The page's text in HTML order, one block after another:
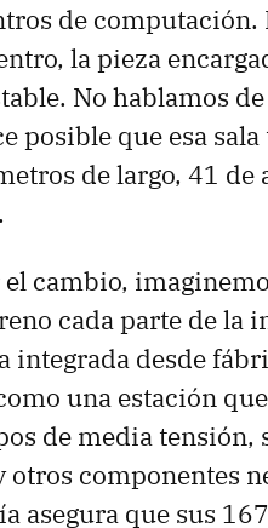
de
la pieza
No hablamos de
posible que esa sala
de largo, 41 de
cambio,
cada parte de la
integrada desde
una estación
de media tensión,
componentes
asegura que sus